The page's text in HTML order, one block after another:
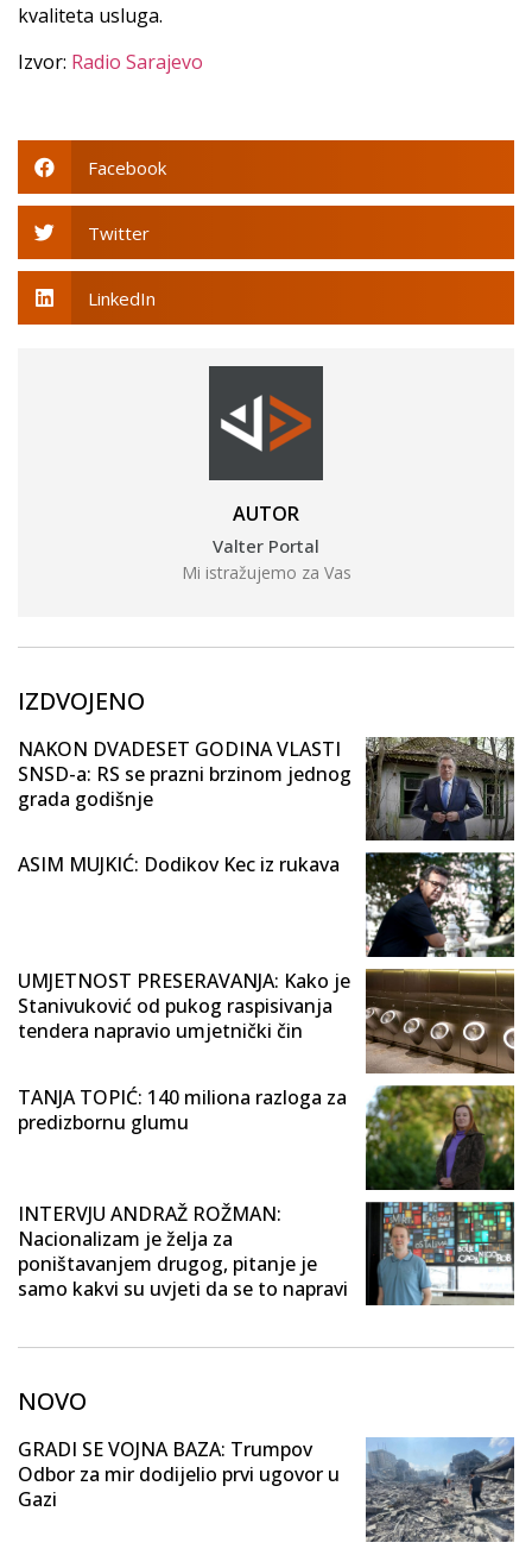
kvaliteta usluga.
Izvor: Radio Sarajevo
Facebook
Twitter
LinkedIn
AUTOR
Valter Portal
Mi istražujemo za Vas
IZDVOJENO
NAKON DVADESET GODINA VLASTI
SNSD-a: RS se prazni brzinom jednog
grada godišnje
ASIM MUJKIĆ: Dodikov Kec iz rukava
UMJETNOST PRESERAVANJA: Kako je
Stanivuković od pukog raspisivanja
tendera napravio umjetnički čin
TANJA TOPIĆ: 140 miliona razloga za
predizbornu glumu
INTERVJU ANDRAŽ ROŽMAN:
Nacionalizam je želja za
poništavanjem drugog, pitanje je
samo kakvi su uvjeti da se to napravi
NOVO
GRADI SE VOJNA BAZA: Trumpov
Odbor za mir dodijelio prvi ugovor u
Gazi